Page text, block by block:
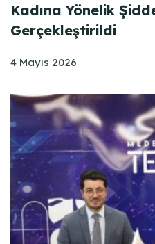
Kadına Yönelik
Gerçekleştirildi
4 Mayıs 2026